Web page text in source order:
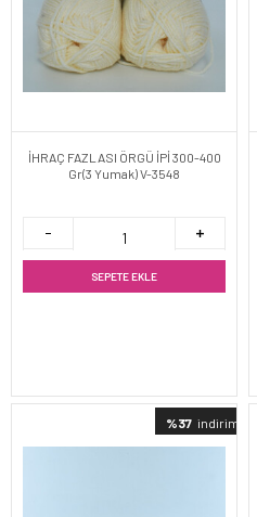
İHRAÇ FAZLASI ÖRGÜ İPİ 300-400
Gr(3 Yumak) V-3548
SEPETE EKLE
%37 indirimli